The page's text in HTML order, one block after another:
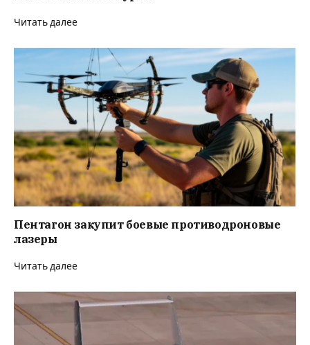
Читать далее
Пентагон закупит боевые противодроновые
лазеры
Читать далее